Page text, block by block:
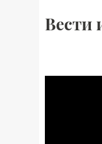
Вести